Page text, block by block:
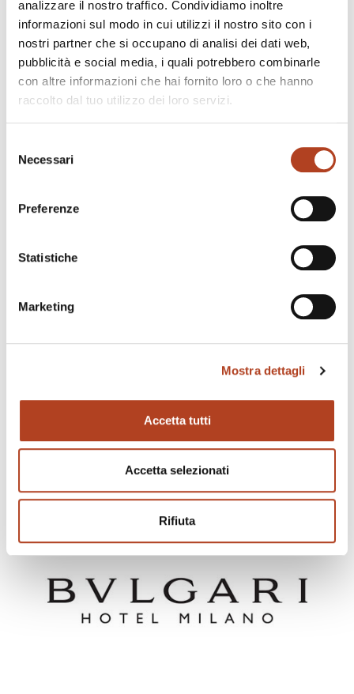
analizzare il nostro traffico. Condividiamo inoltre
informazioni sul modo in cui utilizzi il nostro sito con i
nostri partner che si occupano di analisi dei dati web,
pubblicità e social media, i quali potrebbero combinarle
con altre informazioni che hai fornito loro o che hanno
raccolto dal tuo utilizzo dei loro servizi.
delNecessari
Preferenze
Statistiche
Marketing
Mostra dettagli
Accetta tutti
Accetta selezionati
Rifiuta
Centro Commerciale Flaminia
Excelsior
Hotel Gallia
Milano